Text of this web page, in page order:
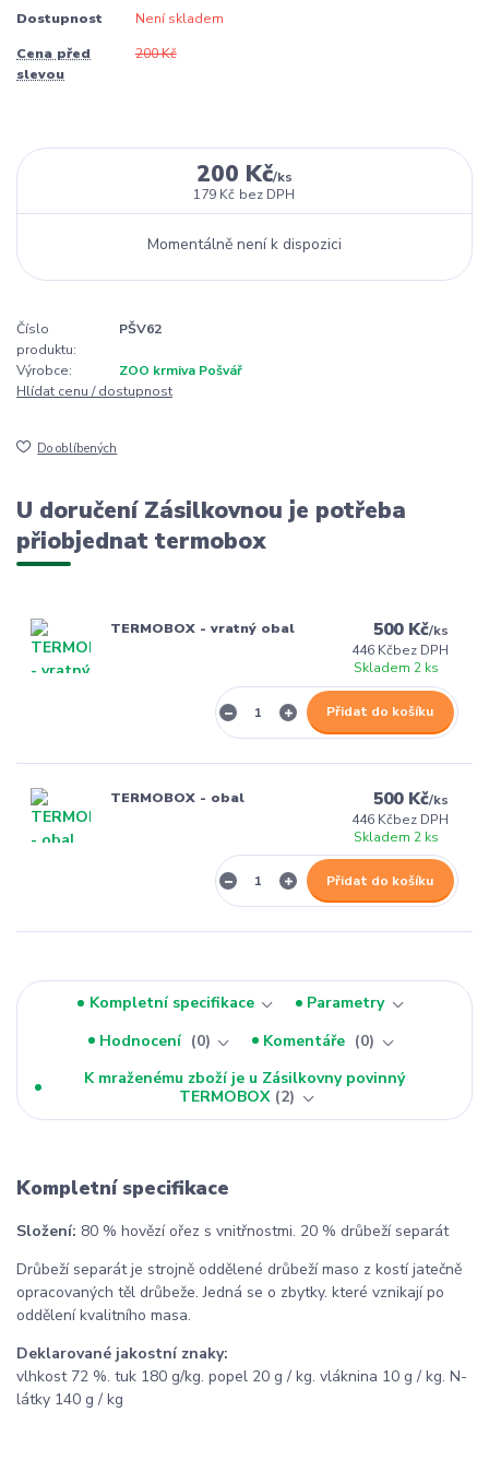
Dostupnost Není skladem
Cena před
slevou
200 Kč
200 Kč/ks
179 Kč bez DPH
Momentálně není k dispozici
Číslo
produktu:
PŠV62
Výrobce:
ZOO krmiva Pošvář
Hlídat cenu / dostupnost
Do oblíbených
U doručení Zásilkovnou je potřeba
přiobjednat termobox
TERMOBOX - vratný obal 500 Kč/ks
446 Kčbez DPH
Skladem 2 ks
Přidat do košíku
TERMOBOX - obal 500 Kč/ks
446 Kčbez DPH
Skladem 2 ks
Přidat do košíku
Kompletní specifikace
Parametry
Hodnocení
0 Komentáře
0
K mraženému zboží je u Zásilkovny povinný
TERMOBOX 2
Kompletní specifikace
Složení: 80 % hovězí ořez s vnitřnostmi. 20 % drůbeží separát
Drůbeží separát je strojně oddělené drůbeží maso z kostí jatečně
opracovaných těl drůbeže. Jedná se o zbytky. které vznikají po
oddělení kvalitního masa.
Deklarované jakostní znaky:
vlhkost 72 %. tuk 180 g/kg. popel 20 g / kg. vláknina 10 g / kg. N-
látky 140 g / kg